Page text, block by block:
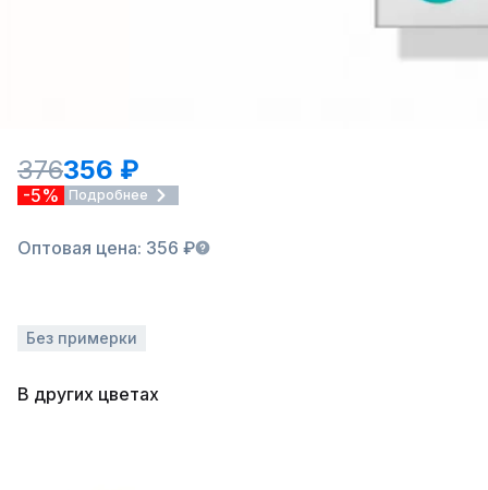
376356 ₽
-5% Подробнее
Оптовая цена: 356 ₽
Без примерки
В других цветах